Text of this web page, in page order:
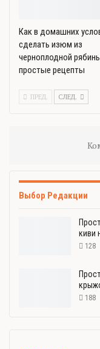
Как в домашних
сделать изюм из
черноплодной
простые рецепты
ПРЕД. СЛЕД.
Выбор Редакции
киви
128
188